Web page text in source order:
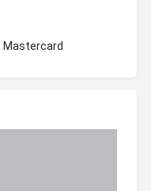
Mastercard